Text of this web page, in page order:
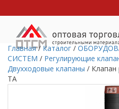
Главная /Каталог /
СИСТЕМ / Регулирующие
Двухходовые клапаны / Клапан
TA